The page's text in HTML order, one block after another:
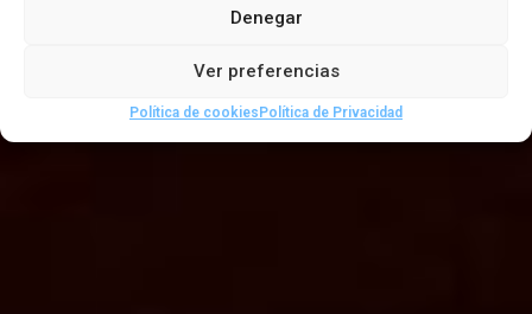
Denegar
Ver preferencias
Política de cookiesPolítica de Privacidad
Las expediciones científicas